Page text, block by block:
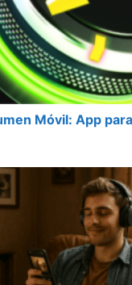
Móvil: App